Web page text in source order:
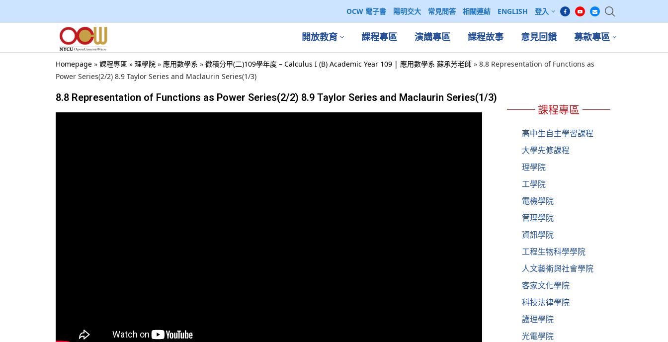
OCW 電子書 陽明交大 常見問答 相關連結 ENGLISH 登入
開放教育 課程專區 演講專區 課程故事 意見回饋 募款專區
Homepage » 課程專區 » 理學院 » 應用數學系 » 微積分甲(二)109學年度 – Calculus I (B) Academic Year 109 | 應用數學系 蘇承芳老師 » 8.8 Representation of Functions as
Power Series(2/2) 8.9 Taylor Series and Maclaurin Series(1/3)
8.8 Representation of Functions as Power Series(2/2) 8.9 Taylor Series and Maclaurin Series(1/3)
課程專區
高中生自主學習課程
大學先修課程
理學院
工學院
電機學院
管理學院
資訊學院
工程生物科學學院
人文藝術與社會學院
客家文化學院
科技法律學院
護理學院
光電學院